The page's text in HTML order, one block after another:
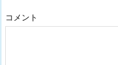
コメント